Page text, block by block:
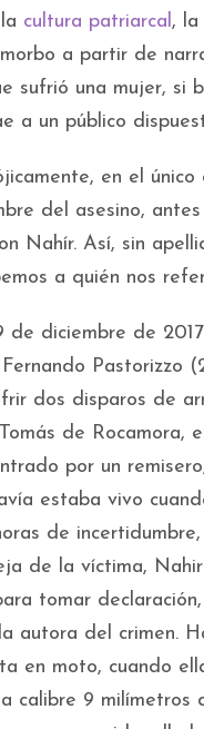
cultura patriarcal , la
a partir de
sufrió una mujer, si
a un público
en el único
del asesino,
Nahír. Así, sin
a quién nos
de diciembre de
Pastorizzo
dos disparos de
de Rocamora,
por un
estaba vivo
de
de la víctima,
tomar
autora del crimen.
en moto, cuando
calibre 9 milímetros